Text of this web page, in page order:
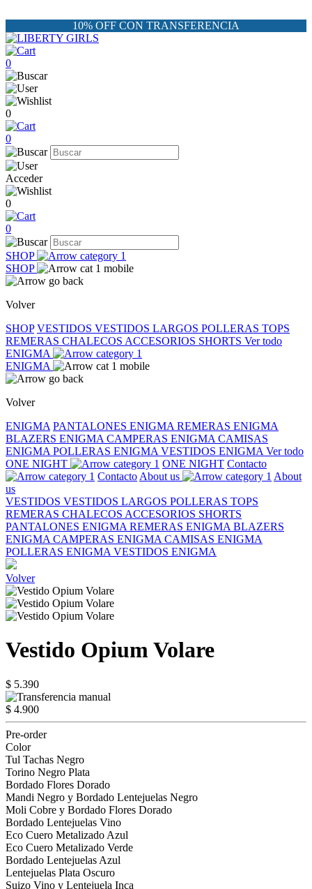
10% OFF CON TRANSFERENCIA
0
0
0
Acceder
0
0
SHOP
SHOP
Volver
SHOP VESTIDOS VESTIDOS LARGOS POLLERAS TOPS
REMERAS CHALECOS ACCESORIOS SHORTS Ver todo
ENIGMA
ENIGMA
Volver
ENIGMA PANTALONES ENIGMA REMERAS ENIGMA
BLAZERS ENIGMA CAMPERAS ENIGMA CAMISAS
ENIGMA POLLERAS ENIGMA VESTIDOS ENIGMA Ver todo
ONE NIGHT
ONE NIGHT Contacto
Contacto About us
About
us
VESTIDOS VESTIDOS LARGOS POLLERAS TOPS
REMERAS CHALECOS ACCESORIOS SHORTS
PANTALONES ENIGMA REMERAS ENIGMA BLAZERS
ENIGMA CAMPERAS ENIGMA CAMISAS ENIGMA
POLLERAS ENIGMA VESTIDOS ENIGMA
Volver
Vestido Opium Volare
$ 5.390
$ 4.900
Pre-order
Color
Tul Tachas Negro
Torino Negro Plata
Bordado Flores Dorado
Mandi Negro y Bordado Lentejuelas Negro
Moli Cobre y Bordado Flores Dorado
Bordado Lentejuelas Vino
Eco Cuero Metalizado Azul
Eco Cuero Metalizado Verde
Bordado Lentejuelas Azul
Lentejuelas Plata Oscuro
Suizo Vino y Lentejuela Inca